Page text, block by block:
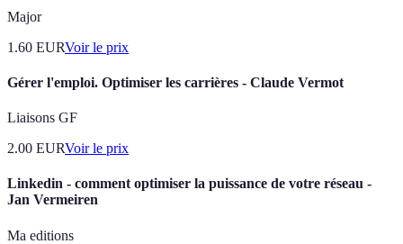
Major
1.60 EURVoir le prix
Gérer l'emploi. Optimiser les carrières - Claude Vermot
Liaisons GF
2.00 EURVoir le prix
Linkedin - comment optimiser la puissance de votre réseau -
Jan Vermeiren
Ma editions